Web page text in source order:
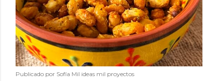
Publicado por Sofía Mil ideas mil proyectos